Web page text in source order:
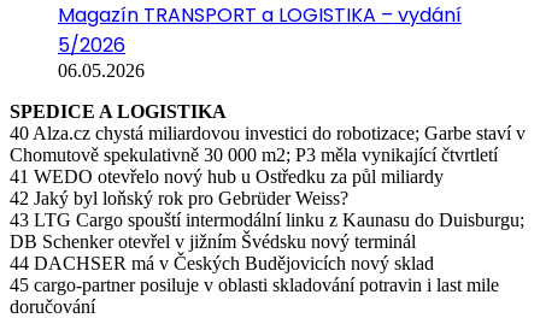
Magazín TRANSPORT a LOGISTIKA – vydání
5/2026
06.05.2026
SPEDICE A LOGISTIKA
40 Alza.cz chystá miliardovou investici do robotizace; Garbe staví v
Chomutově spekulativně 30 000 m2; P3 měla vynikající čtvrtletí
41 WEDO otevřelo nový hub u Ostředku za půl miliardy
42 Jaký byl loňský rok pro Gebrüder Weiss?
43 LTG Cargo spouští intermodální linku z Kaunasu do Duisburgu;
DB Schenker otevřel v jižním Švédsku nový terminál
44 DACHSER má v Českých Budějovicích nový sklad
45 cargo-partner posiluje v oblasti skladování potravin i last mile
doručování